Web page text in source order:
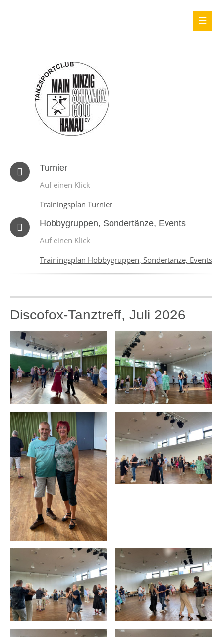
Turnier
Auf einen Klick
Trainingsplan Turnier
Hobbygruppen, Sondertänze, Events
Auf einen Klick
Trainingsplan Hobbygruppen, Sondertänze, Events
Discofox-Tanztreff, Juli 2026